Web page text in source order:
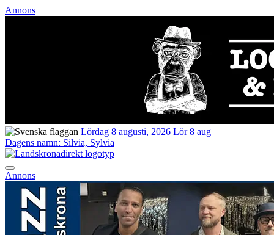
Annons
Lördag 8 augusti, 2026 Lör 8 aug
Dagens namn: Silvia, Sylvia
Annons